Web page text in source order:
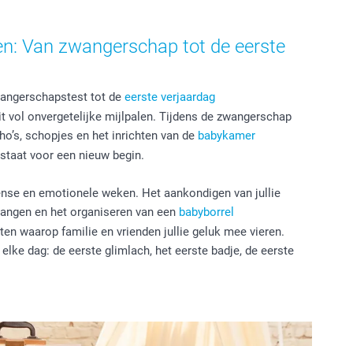
Van zwangerschap tot de eerste
tot de eerste verjaardag
vol onvergetelijke mijlpalen. Tijdens de zwangerschap
schopjes en het inrichten van de babykamer
voor een nieuw begin.
en emotionele weken. Het aankondigen van jullie
en het organiseren van een babyborrel
waarop familie en vrienden jullie geluk mee vieren.
dag: de eerste glimlach, het eerste badje, de eerste